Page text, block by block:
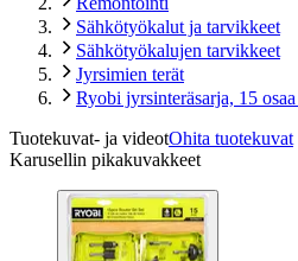
Sähkötyökalut ja tarvikkeet
Sähkötyökalujen tarvikkeet
Jyrsimien terät
Ryobi jyrsinteräsarja, 15
Tuotekuvat- ja videotOhita tuotekuvat
Karusellin pikakuvakkeet